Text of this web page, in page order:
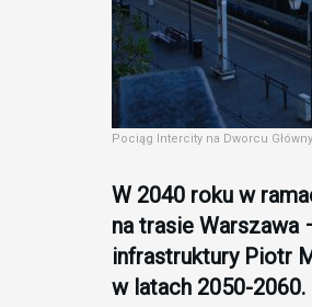
Pociąg Intercity na Dworcu
W 2040 roku w
na trasie
infrastruktury Piotr
w latach 2050-2060.